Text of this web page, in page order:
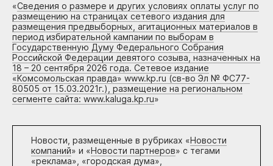
«Сведения о размере и других условиях оплаты услуг по
размещению на страницах сетевого издания для
размещения предвыборных, агитационных материалов в
период избирательной кампании по выборам в
Государственную Думу Федерального Собрания
Российской Федерации девятого созыва, назначенных на
18 – 20 сентября 2026 года. Сетевое издание
«Комсомольская правда» www.kp.ru (св-во Эл № ФС77-
80505 от 15.03.2021г.), размещение на региональном
сегменте сайта: www.kaluga.kp.ru»
Новости, размещенные в рубриках «Новости
компаний» и «Новости партнеров» с тегами
«реклама», «городская дума»,